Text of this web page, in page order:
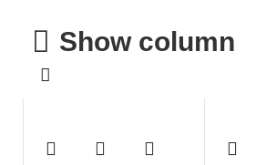
Show column